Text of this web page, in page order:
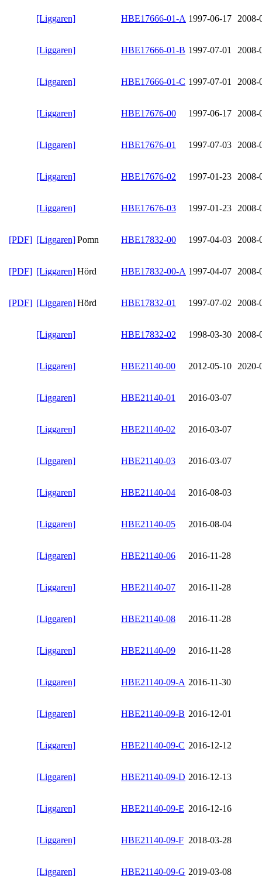
[Liggaren] HBE17666-01-A 1997-06-17 2008-
[Liggaren] HBE17666-01-B 1997-07-01 2008-
[Liggaren] HBE17666-01-C 1997-07-01 2008-
[Liggaren] HBE17676-00 1997-06-17 2008-
[Liggaren] HBE17676-01 1997-07-03 2008-
[Liggaren] HBE17676-02 1997-01-23 2008-
[Liggaren] HBE17676-03 1997-01-23 2008-
[PDF] [Liggaren]Pomn HBE17832-00 1997-04-03 2008-
[PDF] [Liggaren]Hörd HBE17832-00-A 1997-04-07 2008-
[PDF] [Liggaren]Hörd HBE17832-01 1997-07-02 2008-
[Liggaren] HBE17832-02 1998-03-30 2008-
[Liggaren] HBE21140-00 2012-05-10 2020-
[Liggaren] HBE21140-01 2016-03-07
[Liggaren] HBE21140-02 2016-03-07
[Liggaren] HBE21140-03 2016-03-07
[Liggaren] HBE21140-04 2016-08-03
[Liggaren] HBE21140-05 2016-08-04
[Liggaren] HBE21140-06 2016-11-28
[Liggaren] HBE21140-07 2016-11-28
[Liggaren] HBE21140-08 2016-11-28
[Liggaren] HBE21140-09 2016-11-28
[Liggaren] HBE21140-09-A 2016-11-30
[Liggaren] HBE21140-09-B 2016-12-01
[Liggaren] HBE21140-09-C 2016-12-12
[Liggaren] HBE21140-09-D 2016-12-13
[Liggaren] HBE21140-09-E 2016-12-16
[Liggaren] HBE21140-09-F 2018-03-28
[Liggaren] HBE21140-09-G 2019-03-08